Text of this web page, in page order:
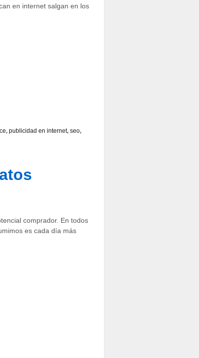
en internet salgan en los
, publicidad en internet, seo,
comprador. En todos
es cada día más